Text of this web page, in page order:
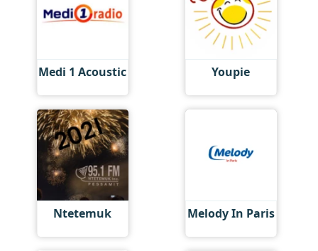
Medi 1 Acoustic Youpie
Ntetemuk Melody In Paris